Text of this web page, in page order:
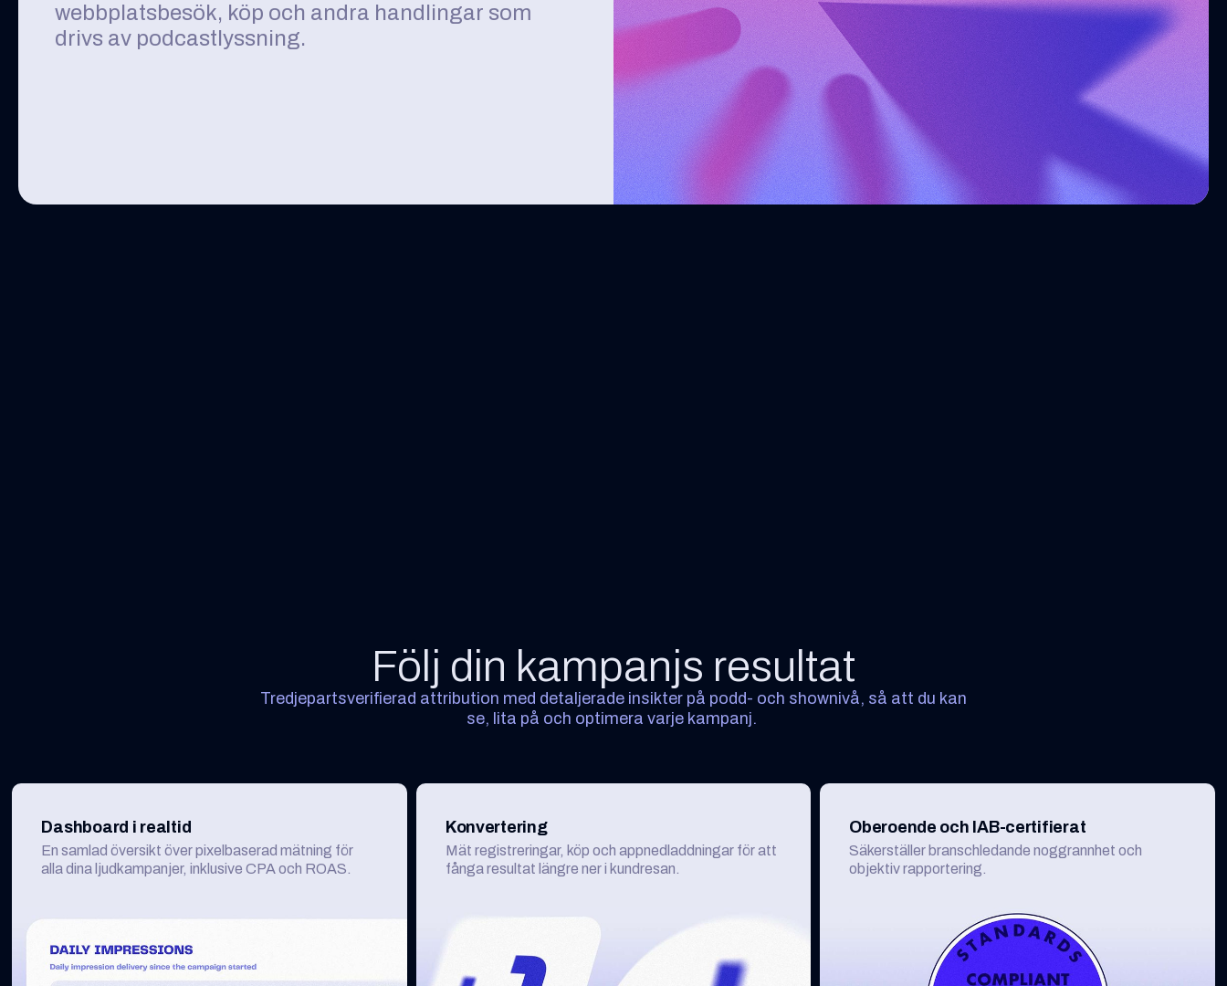
webbplatsbesök, köp och andra handlingar som
drivs av podcastlyssning.
Följ din kampanjs resultat
Tredjepartsverifierad attribution med detaljerade insikter på podd- och shownivå, så att du kan
se, lita på och optimera varje kampanj.
Dashboard i realtid
En samlad översikt över pixelbaserad mätning för
alla dina ljudkampanjer, inklusive CPA och ROAS.
Konvertering
Mät registreringar, köp och appnedladdningar för att
fånga resultat längre ner i kundresan.
Oberoende och IAB-certifierat
Säkerställer branschledande noggrannhet och
objektiv rapportering.